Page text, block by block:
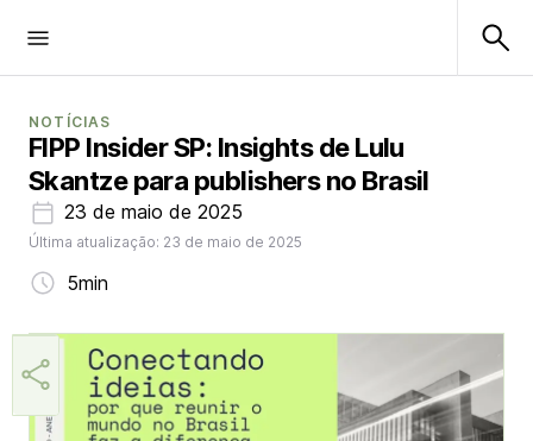
NOTÍCIAS
FIPP Insider SP: Insights de Lulu
Skantze para publishers no Brasil
23 de maio de 2025
Última atualização: 23 de maio de 2025
5min